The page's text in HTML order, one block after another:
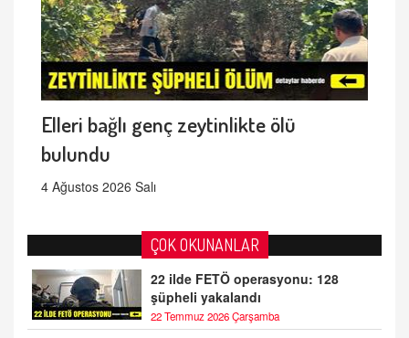
Elleri bağlı genç zeytinlikte ölü
bulundu
4 Ağustos 2026 Salı
ÇOK OKUNANLAR
22 ilde FETÖ operasyonu: 128
şüpheli yakalandı
22 Temmuz 2026 Çarşamba